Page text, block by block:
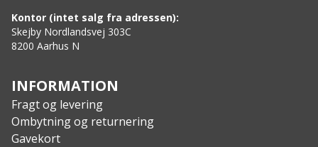
Kontor (intet salg fra adressen):
Skejby Nordlandsvej 303C
8200 Aarhus N
INFORMATION
Fragt og levering
Ombytning og returnering
Gavekort